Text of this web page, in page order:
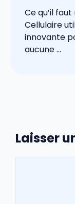
Ce qu’il
Cellulaire
innovante
aucune ...
Laisser